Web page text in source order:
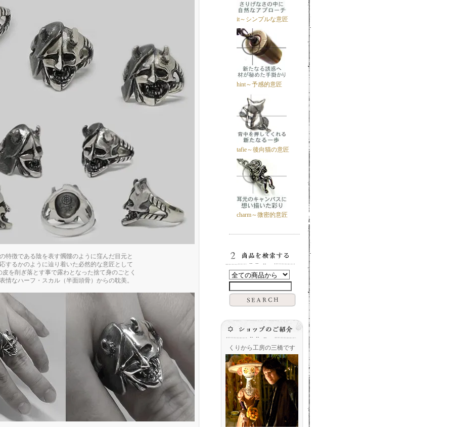
特徴である陰を表す髑髏のように窪んだ目元と
するかのように辿り着いた必然的な意匠として
皮を削ぎ落とす事で露わとなった捨て身のごとく
情なハーフ・スカル（半面頭骨）からの耽美。
it～シンプルな意匠
hint～予感的意匠
tafie～後向猫の意匠
charm～微密的意匠
くりから工房の三橋です